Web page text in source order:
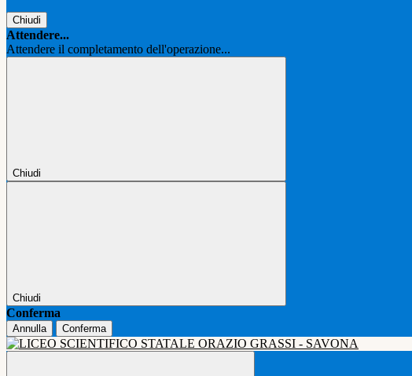
Chiudi
Attendere...
Attendere il completamento dell'operazione...
Chiudi
Chiudi
Conferma
Annulla Conferma